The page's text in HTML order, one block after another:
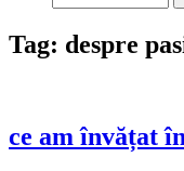
Tag: despre
ce am învățat